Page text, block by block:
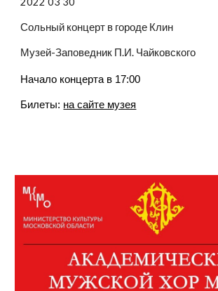
Сольный концерт в городе Клин
Музей-Заповедник П.И. Чайковского
Начало концерта в 17:00
Билеты: на сайте музея